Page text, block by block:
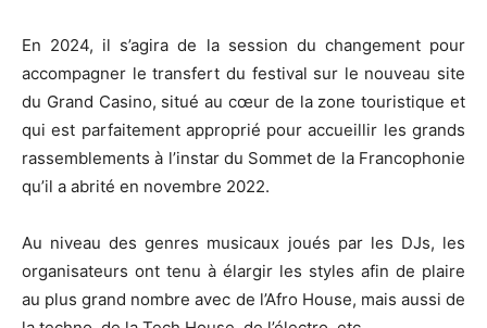
En 2024, il s’agira de la session du changement pour
accompagner le transfert du festival sur le nouveau site
du Grand Casino, situé au cœur de la zone touristique et
qui est parfaitement approprié pour accueillir les grands
rassemblements à l’instar du Sommet de la Francophonie
qu’il a abrité en novembre 2022.
Au niveau des genres musicaux joués par les DJs, les
organisateurs ont tenu à élargir les styles afin de plaire
au plus grand nombre avec de l’Afro House, mais aussi de